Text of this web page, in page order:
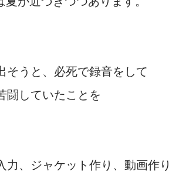
そうと、必死で録音をして
闘していたことを
、ジャケット作り、動画作り